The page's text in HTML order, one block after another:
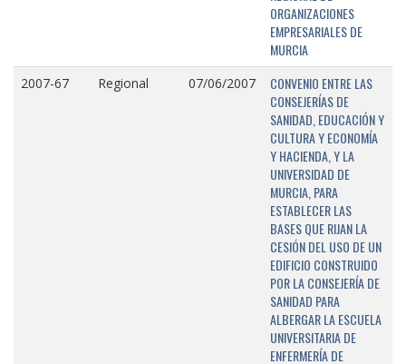
ORGANIZACIONES
EMPRESARIALES DE
MURCIA
2007-67 Regional 07/06/2007
CONVENIO ENTRE LAS
CONSEJERÍAS DE
SANIDAD, EDUCACIÓN Y
CULTURA Y ECONOMÍA
Y HACIENDA, Y LA
UNIVERSIDAD DE
MURCIA, PARA
ESTABLECER LAS
BASES QUE RIJAN LA
CESIÓN DEL USO DE UN
EDIFICIO CONSTRUIDO
POR LA CONSEJERÍA DE
SANIDAD PARA
ALBERGAR LA ESCUELA
UNIVERSITARIA DE
ENFERMERÍA DE